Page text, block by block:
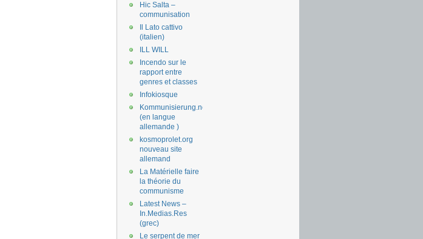
Hic Salta –
communisation
Il Lato cattivo
(italien)
ILL WILL
Incendo sur le
rapport entre
genres et classes
Infokiosque
Kommunisierung.net
(en langue
allemande )
kosmoprolet.org
nouveau site
allemand
La Matérielle faire
la théorie du
communisme
Latest News –
In.Medias.Res
(grec)
Le serpent de mer